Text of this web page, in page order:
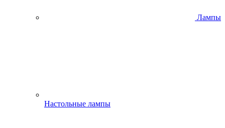
Лампы
Настольные лампы